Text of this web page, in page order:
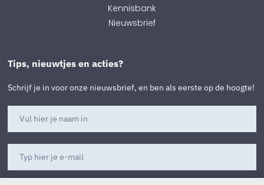
Kennisbank
Nieuwsbrief
Tips, nieuwtjes en acties?
Schrijf je in voor onze nieuwsbrief, en ben als eerste op de hoogte!